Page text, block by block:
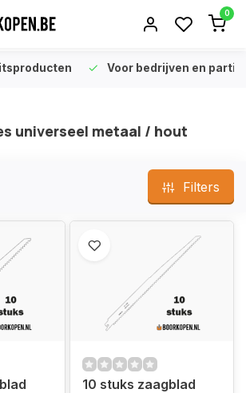
0
Voor bedrijven en
universeel metaal / hout
Filters
10 stuks zaagblad